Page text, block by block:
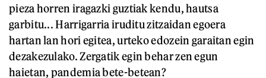
pieza horren iragazki guztiak kendu, hautsa
garbitu... Harrigarria iruditu zitzaidan egoera
hartan lan hori egitea, urteko edozein garaitan egin
dezakezulako. Zergatik egin behar zen egun
haietan, pandemia bete-betean?